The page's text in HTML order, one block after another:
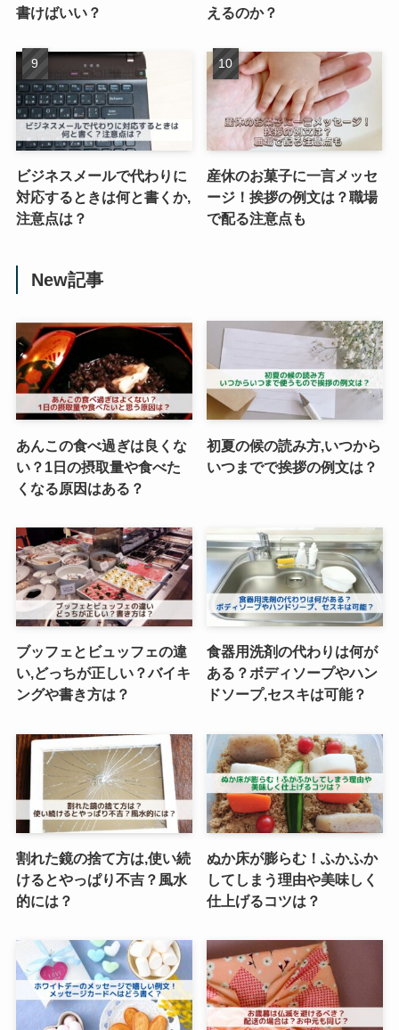
書けばいい？
えるのか？
ビジネスメールで代わりに
対応するときは何と書くか,
注意点は？
産休のお菓子に一言メッセ
ージ！挨拶の例文は？職場
で配る注意点も
New記事
あんこの食べ過ぎは良くな
い？1日の摂取量や食べた
くなる原因はある？
初夏の候の読み方,いつから
いつまでで挨拶の例文は？
ブッフェとビュッフェの違
い,どっちが正しい？バイキ
ングや書き方は？
食器用洗剤の代わりは何が
ある？ボディソープやハン
ドソープ,セスキは可能？
割れた鏡の捨て方は,使い続
けるとやっぱり不吉？風水
的には？
ぬか床が膨らむ！ふかふか
してしまう理由や美味しく
仕上げるコツは？